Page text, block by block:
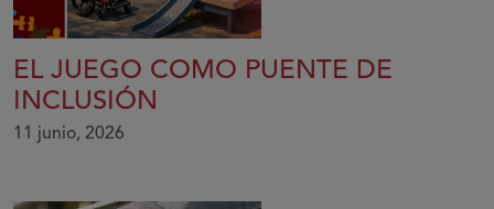
EL JUEGO COMO PUENTE DE
INCLUSIÓN
11 junio, 2026